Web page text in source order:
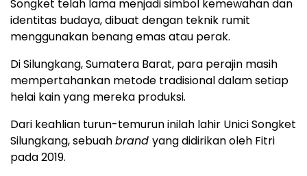
Songket telah lama menjadi simbol kemewahan dan
identitas budaya, dibuat dengan teknik rumit
menggunakan benang emas atau perak.
Di Silungkang, Sumatera Barat, para perajin masih
mempertahankan metode tradisional dalam setiap
helai kain yang mereka produksi.
Dari keahlian turun-temurun inilah lahir Unici Songket
Silungkang, sebuahbrand yang didirikan oleh Fitri
pada 2019.